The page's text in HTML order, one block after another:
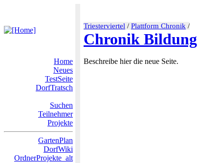
Triesterviertel / Plattform Chronik /
Chronik Bildung
Home
Neues
TestSeite
DorfTratsch
Suchen
Teilnehmer
Projekte
GartenPlan
DorfWiki
OrdnerProjekte_alt
Beschreibe hier die neue Seite.